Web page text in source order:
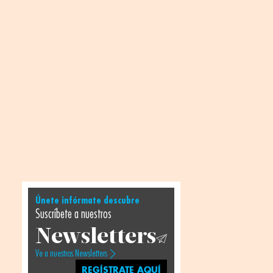
Únete infórmate descubre
Suscríbete a nuestros
Newsletters
Ve a nuestros Newsletters
REGÍSTRATE AQUÍ